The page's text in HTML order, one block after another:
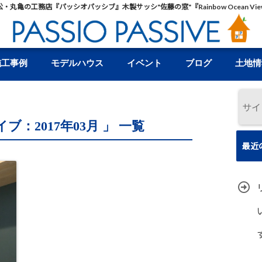
・丸亀の工務店『パッシオパッシブ』木製サッシ"佐藤の窓"『Rainbow Ocean
事例 モデルハウス イベント ブログ 土地
ブ：2017年03月 」 一覧
最近